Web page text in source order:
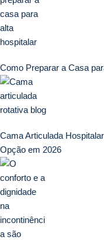
Como Preparar a Casa
Cama Articulada
Opção em 2026